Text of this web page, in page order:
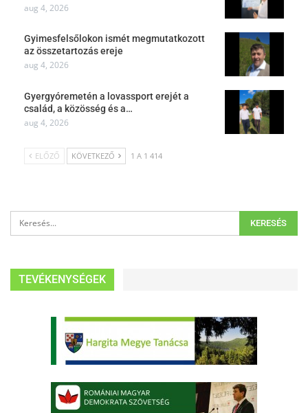
aug 4, 2026
Gyimesfelsőlokon ismét megmutatkozott
az összetartozás ereje
aug 4, 2026
Gyergyóremetén a lovassport erejét a
család, a közösség és a…
aug 4, 2026
ELŐZŐ KÖVETKEZŐ 1 A 1 414
TEVÉKENYSÉGEK